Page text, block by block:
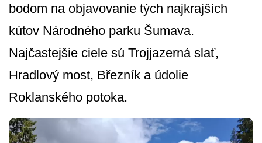
bodom na objavovanie tých najkrajších
kútov Národného parku Šumava.
Najčastejšie ciele sú Trojjazerná slať,
Hradlový most, Březník a údolie
Roklanského potoka.